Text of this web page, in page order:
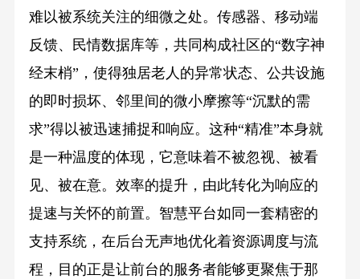
难以被系统关注的细微之处。传感器、移动端
反馈、民情数据库等，共同构成社区的“数字神
经末梢”，使得独居老人的异常状态、公共设施
的即时损坏、邻里间的微小摩擦等“沉默的需
求”得以被迅速捕捉和响应。这种“精准”本身就
是一种温度的体现，它意味着不被忽视、被看
见、被在意。效率的提升，由此转化为响应的
提速与关怀的前置。智慧平台如同一套精密的
支持系统，在后台无声地优化着资源调度与流
程，目的正是让前台的服务者能够更聚焦于那